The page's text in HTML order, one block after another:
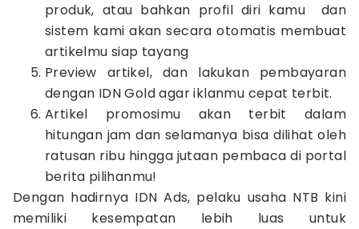
produk, atau bahkan profil diri kamu dan
sistem kami akan secara otomatis membuat
artikelmu siap tayang
Preview artikel, dan lakukan pembayaran
dengan IDN Gold agar iklanmu cepat terbit.
Artikel promosimu akan terbit dalam
hitungan jam dan selamanya bisa dilihat oleh
ratusan ribu hingga jutaan pembaca di portal
berita pilihanmu!
Dengan hadirnya IDN Ads, pelaku usaha NTB kini
memiliki kesempatan lebih luas untuk